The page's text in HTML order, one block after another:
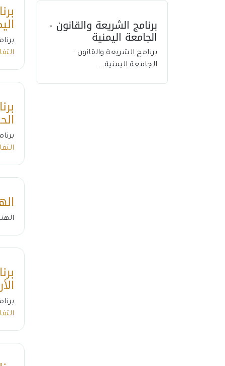
برنامج الشريعة والقانون -
الجامعة اليمنية
برنامج الشريعة والقانون -
الجامعة اليمنية...